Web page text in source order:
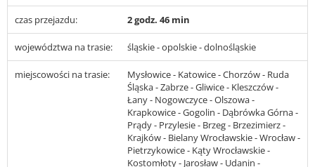
czas przejazdu: 2 godz. 46 min
województwa na trasie: śląskie - opolskie - dolnośląskie
miejscowości na trasie:
Mysłowice - Katowice - Chorzów - Ruda
Śląska - Zabrze - Gliwice - Kleszczów -
Łany - Nogowczyce - Olszowa -
Krapkowice - Gogolin - Dąbrówka Górna -
Prądy - Przylesie - Brzeg - Brzezimierz -
Krajków - Bielany Wrocławskie - Wrocław -
Pietrzykowice - Kąty Wrocławskie -
Kostomłoty - Jarosław - Udanin -